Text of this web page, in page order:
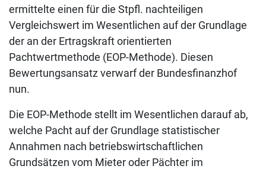
ermittelte einen für die Stpfl. nachteiligen
Vergleichswert im Wesentlichen auf der Grundlage
der an der Ertragskraft orientierten
Pachtwertmethode (EOP-Methode). Diesen
Bewertungsansatz verwarf der Bundesfinanzhof
nun.
Die EOP-Methode stellt im Wesentlichen darauf ab,
welche Pacht auf der Grundlage statistischer
Annahmen nach betriebswirtschaftlichen
Grundsätzen vom Mieter oder Pächter im